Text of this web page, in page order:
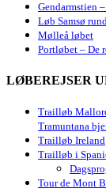
Gendarmstien
Løb Samsø
Mølleå løbet
Portløbet – De
LØBEREJSER
Trailløb
Tramuntana
Trailløb Ireland
Trailløb i
Tour de Mont